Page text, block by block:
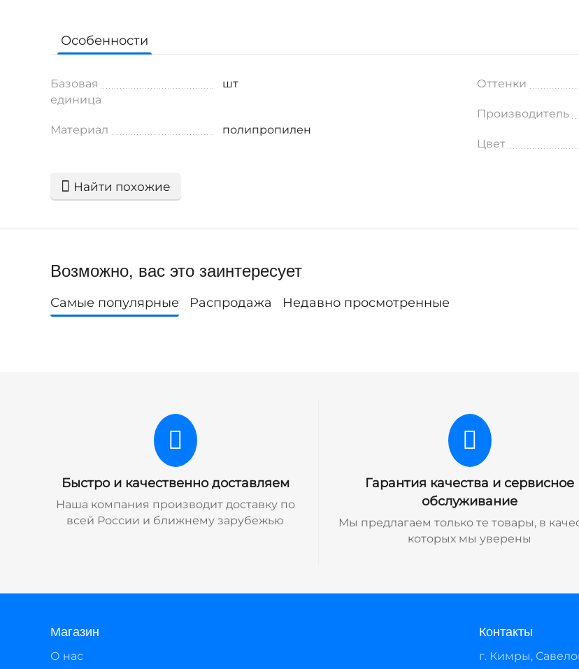
Особенности
Базовая
единица
шт
Материал полипропилен
Оттенки
Производитель
Цвет
Найти похожие
Возможно, вас это заинтересует
Самые популярные Распродажа Недавно просмотренные
Быстро и качественно доставляем
Наша компания производит доставку по
всей России и ближнему зарубежью
Гарантия качества и сервисное
обслуживание
Мы предлагаем только те товары, в
которых мы уверены
Магазин
О нас
Контакты
г. Кимры,